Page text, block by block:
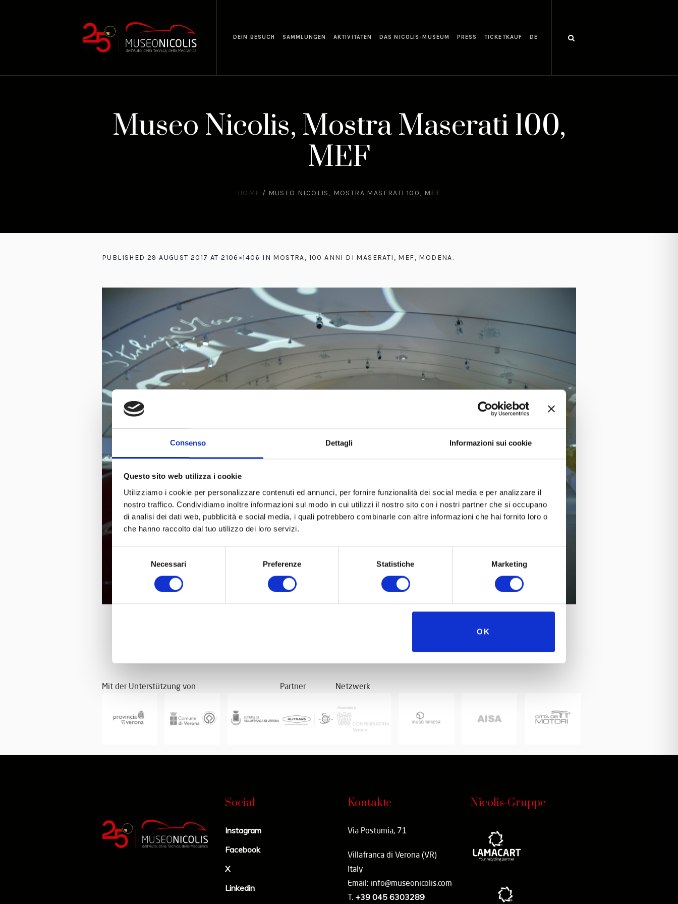
Consenso Dettagli Informazioni sui cookie
Questo sito web utilizza i cookie
Utilizziamo i cookie per personalizzare contenuti ed annunci, per fornire funzionalità dei social media e per analizzare il
nostro traffico. Condividiamo inoltre informazioni sul modo in cui utilizzi il nostro sito con i nostri partner che si occupano
di analisi dei dati web, pubblicità e social media, i quali potrebbero combinarle con altre informazioni che hai fornito loro o
che hanno raccolto dal tuo utilizzo dei loro servizi.
Necessari Preferenze Statistiche Marketing
OK
DEIN BESUCH SAMMLUNGEN AKTIVITÄTEN DAS NICOLIS-MUSEUM PRESS TICKETKAUF DE
Museo Nicolis, Mostra Maserati 100,
MEF
HOME / MUSEO NICOLIS, MOSTRA MASERATI 100, MEF
PUBLISHED 29 AUGUST 2017 AT 2106×1406 IN MOSTRA, 100 ANNI DI MASERATI, MEF, MODENA.
Mit der Unterstützung von Partner Netzwerk
Social
Instagram
Facebook
X
Linkedin
Kontakte
Via Postumia, 71
Villafranca di Verona (VR)
Italy
Email: info@museonicolis.com
T. +39 045 6303289
Nicolis-Gruppe